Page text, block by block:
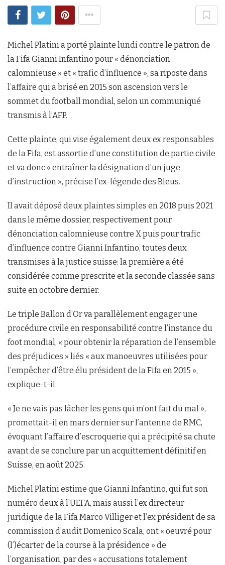
Michel Platini a porté plainte lundi contre le patron de
la Fifa Gianni Infantino pour « dénonciation
calomnieuse » et « trafic d’influence », sa riposte dans
l’affaire qui a brisé en 2015 son ascension vers le
sommet du football mondial, selon un communiqué
transmis à l’AFP.
Cette plainte, qui vise également deux ex responsables
de la Fifa, est assortie d’une constitution de partie civile
et va donc « entraîner la désignation d’un juge
d’instruction », précise l’ex-légende des Bleus.
Il avait déposé deux plaintes simples en 2018 puis 2021
dans le même dossier, respectivement pour
dénonciation calomnieuse contre X puis pour trafic
d’influence contre Gianni Infantino, toutes deux
transmises à la justice suisse: la première a été
considérée comme prescrite et la seconde classée sans
suite en octobre dernier.
Le triple Ballon d’Or va parallèlement engager une
procédure civile en responsabilité contre l’instance du
foot mondial, « pour obtenir la réparation de l’ensemble
des préjudices » liés « aux manoeuvres utilisées pour
l’empêcher d’être élu président de la Fifa en 2015 »,
explique-t-il.
« Je ne vais pas lâcher les gens qui m’ont fait du mal »,
promettait-il en mars dernier sur l’antenne de RMC,
évoquant l’affaire d’escroquerie qui a précipité sa chute
avant de se conclure par un acquittement définitif en
Suisse, en août 2025.
Michel Platini estime que Gianni Infantino, qui fut son
numéro deux à l’UEFA, mais aussi l’ex directeur
juridique de la Fifa Marco Villiger et l’ex président de sa
commission d’audit Domenico Scala, ont « oeuvré pour
(l’)écarter de la course à la présidence » de
l’organisation, par des « accusations totalement